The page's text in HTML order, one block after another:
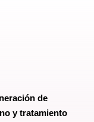
de
y tratamiento